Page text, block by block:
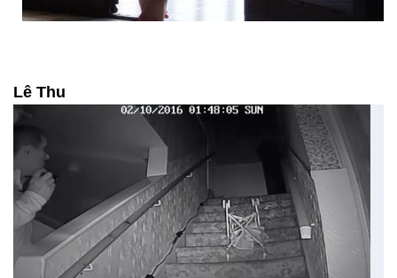
Lê Thu